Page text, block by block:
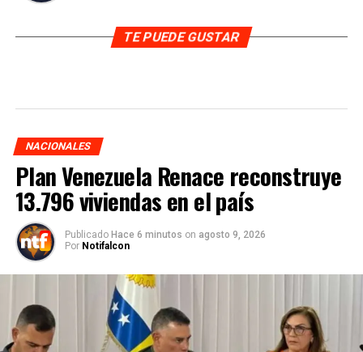
TE PUEDE GUSTAR
NACIONALES
Plan Venezuela Renace reconstruye
13.796 viviendas en el país
Publicado Hace 6 minutos on agosto 9, 2026
Por Notifalcon